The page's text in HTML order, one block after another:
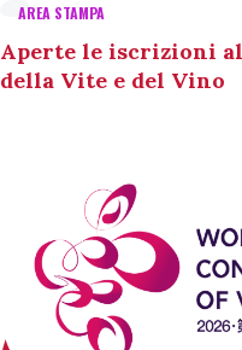
AREA STAMPA
Aperte le iscrizioni al
della Vite e del Vino